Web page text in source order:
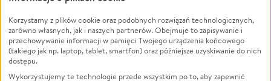
Leczenie
Zwierzęta
Pożar
Ukraina
Powódź
Wichura
NGO
Korzystamy z plików cookie oraz podobnych rozwiązań technologicznych,
zarówno własnych, jak i naszych partnerów. Obejmuje to zapisywanie i
przechowywanie informacji w pamięci Twojego urządzenia końcowego
(takiego jak np. laptop, tablet, smartfon) oraz późniejsze uzyskiwanie do nich
dostępu.
Wykorzystujemy te technologie przede wszystkim po to, aby zapewnić